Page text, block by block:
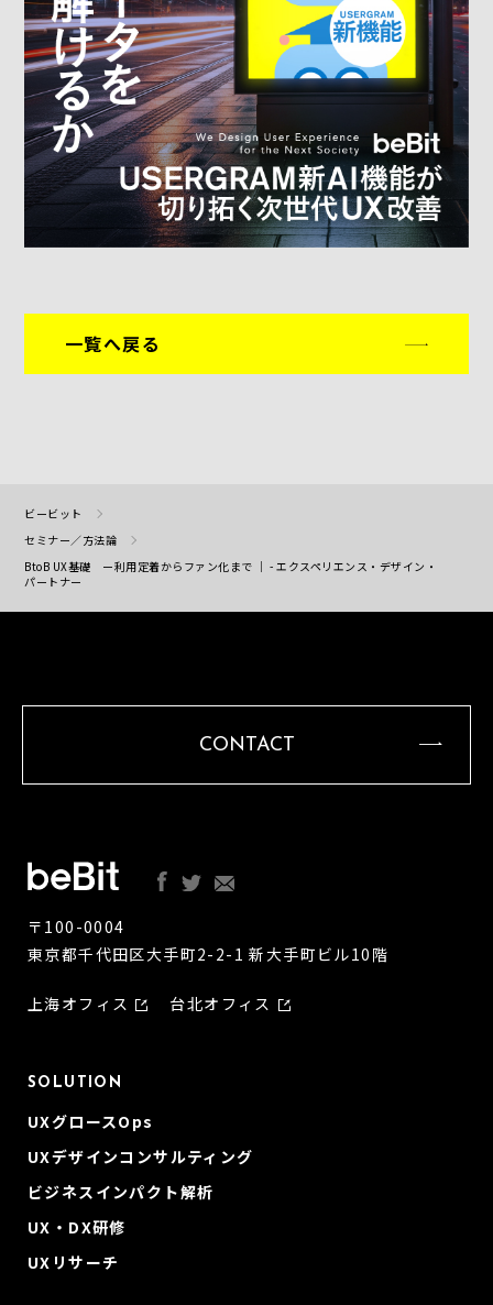
一覧へ戻る
ビービット
セミナー／方法論
BtoB UX基礎 ー利用定着からファン化まで ｜ - エクスペリエンス・デザイン・
パートナー
CONTACT
〒100-0004
東京都千代田区大手町2-2-1 新大手町ビル10階
上海オフィス 台北オフィス
SOLUTION
UXグロースOps
UXデザインコンサルティング
ビジネスインパクト解析
UX・DX研修
UXリサーチ